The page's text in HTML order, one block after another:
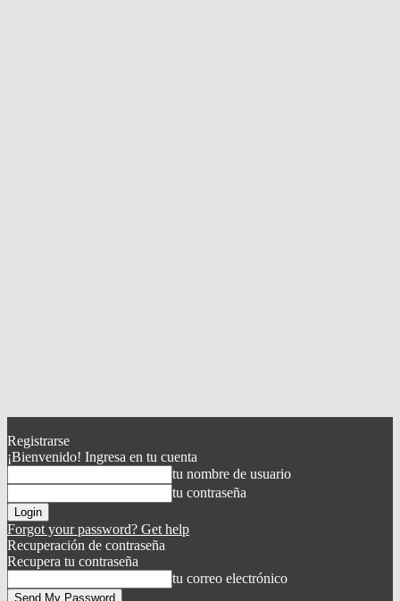
Registrarse
¡Bienvenido! Ingresa en tu cuenta
tu nombre de usuario
tu contraseña
Forgot your password? Get help
Recuperación de contraseña
Recupera tu contraseña
tu correo electrónico